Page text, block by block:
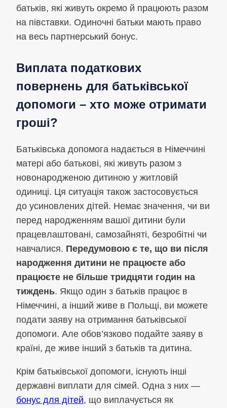
батьків, які живуть окремо й працюють разом
на півставки. Одиночні батьки мають право
на весь партнерський бонус.
Виплата податкових
повернень для батьківської
допомоги – хто може отримати
гроші?
Батьківська допомога надається в Німеччині
матері або батькові, які живуть разом з
новонародженою дитиною у житловій
одиниці. Ця ситуація також застосовується
до усиновлених дітей. Немає значення, чи ви
перед народженням вашої дитини були
працевлаштовані, самозайняті, безробітні чи
навчалися. Передумовою є те, що ви після
народження дитини не працюєте або
працюєте не більше тридцяти годин на
тиждень. Якщо один з батьків працює в
Німеччині, а інший живе в Польщі, ви можете
подати заяву на отримання батьківської
допомоги. Але обов’язково подайте заяву в
країні, де живе інший з батьків та дитина.
Крім батьківської допомоги, існують інші
державні виплати для сімей. Одна з них —
бонус для дітей, що виплачується як